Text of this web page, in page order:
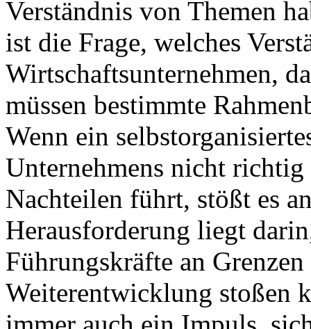
Verständnis von Themen
ist die Frage, welches
Wirtschaftsunternehmen,
müssen bestimmte
Wenn ein
Unternehmens nicht
Nachteilen führt, stößt es
Herausforderung liegt
Führungskräfte an
Weiterentwicklung stoßen